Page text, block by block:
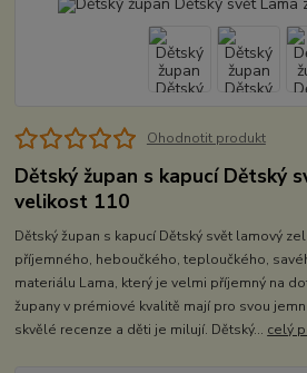
Ohodnotit produkt
Dětský župan s kapucí Dětský
velikost 110
Dětský župan s kapucí Dětský svět lamový
příjemného, heboučkého, teploučkého,
materiálu Lama, který je velmi příjemný na
župany v prémiové kvalitě mají pro svou
skvělé recenze a děti je milují. Dětský... celý